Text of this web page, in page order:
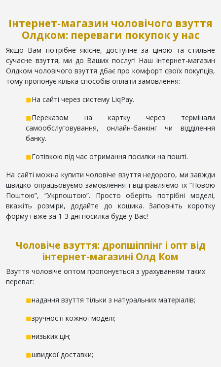
Інтернет-магазин чоловічого взуття
Олдком: переваги покупок у нас
Якщо Вам потрібне якісне, доступне за ціною та стильне
сучасне взуття, ми до Ваших послуг! Наш інтернет-магазин
Олдком чоловічого взуття дбає про комфорт своїх покупців,
тому пропонує кілька способів оплати замовлення:
◼На сайті через систему LiqPay.
◼Переказом на картку через термінали
самообслуговування, онлайн-банкінг чи відділення
банку.
◼Готівкою під час отримання посилки на пошті.
На сайті можна купити чоловіче взуття недорого, ми завжди
швидко опрацьовуємо замовлення і відправляємо їх “Новою
Поштою”, “Укрпоштою”. Просто оберіть потрібні моделі,
вкажіть розміри, додайте до кошика. Заповніть коротку
форму і вже за 1-3 дні посилка буде у Вас!
Чоловіче взуття: дропшіппінг і опт від
інтернет-магазині Олд Ком
Взуття чоловіче оптом пропонується з урахуванням таких
переваг:
◼надання взуття тільки з натуральних матеріалів;
◼зручності кожної моделі;
◼низьких цін;
◼швидкої доставки;